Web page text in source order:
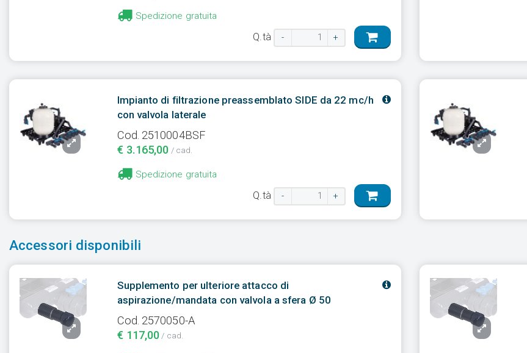
Spedizione gratuita
Q.tà - +
Impianto di filtrazione preassemblato SIDE da 22 mc/h
con valvola laterale
Cod. 2510004BSF
€ 3.165,00 / cad.
Spedizione gratuita
Q.tà - +
Accessori disponibili
Supplemento per ulteriore attacco di
aspirazione/mandata con valvola a sfera Ø 50
Cod. 2570050-A
€ 117,00 / cad.